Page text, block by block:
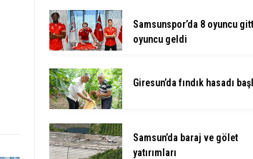
Samsunspor’da 8 oyuncu
oyuncu geldi
Giresun’da fındık hasadı
Samsun’da baraj ve gölet
yatırımları